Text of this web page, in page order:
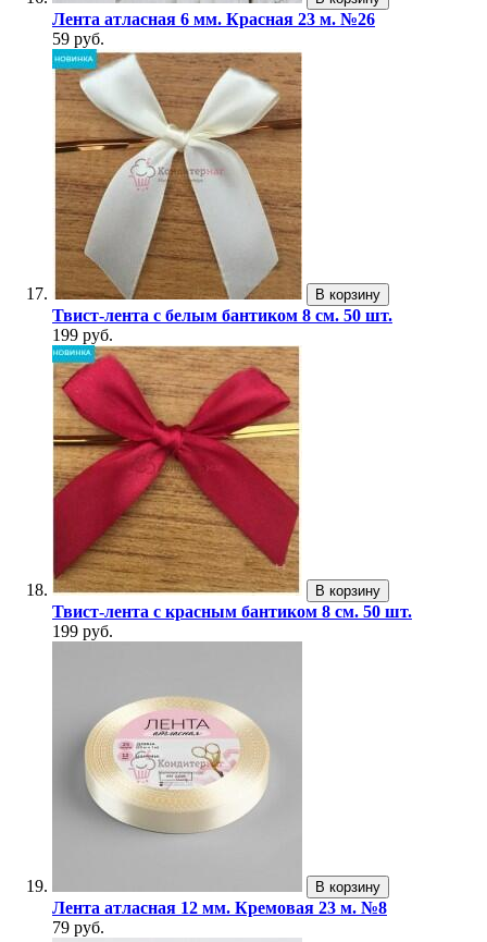
Лента атласная 6 мм. Красная 23 м. №26
59 руб.
В корзину
Твист-лента с белым бантиком 8 см. 50 шт.
199 руб.
В корзину
Твист-лента с красным бантиком 8 см. 50 шт.
199 руб.
В корзину
Лента атласная 12 мм. Кремовая 23 м. №8
79 руб.